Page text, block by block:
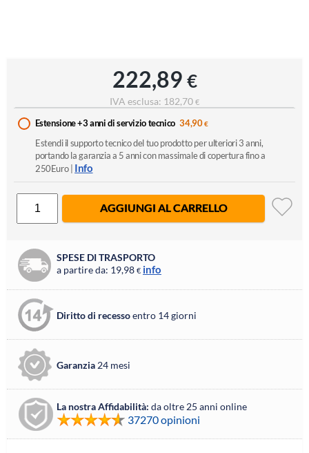
222,89 €
IVA esclusa: 182,70 €
Estensione +3 anni di servizio tecnico 34,90€
Estendi il supporto tecnico del tuo prodotto per ulteriori 3 anni,
portando la garanzia a 5 anni con massimale di copertura fino a
250Euro | Info
AGGIUNGI AL CARRELLO
SPESE DI TRASPORTO
a partire da: 19,98 € info
Diritto di recessoentro 14 giorni
Garanzia 24 mesi
La nostra Affidabilità: da oltre 25 anni online
37270 opinioni